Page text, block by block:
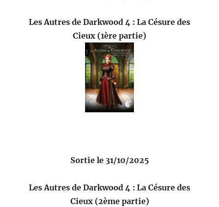
Les Autres de Darkwood 4 : La Césure des
Cieux (1ère partie)
Sortie le 31/10/2025
Les Autres de Darkwood 4 : La Césure des
Cieux (2ème partie)